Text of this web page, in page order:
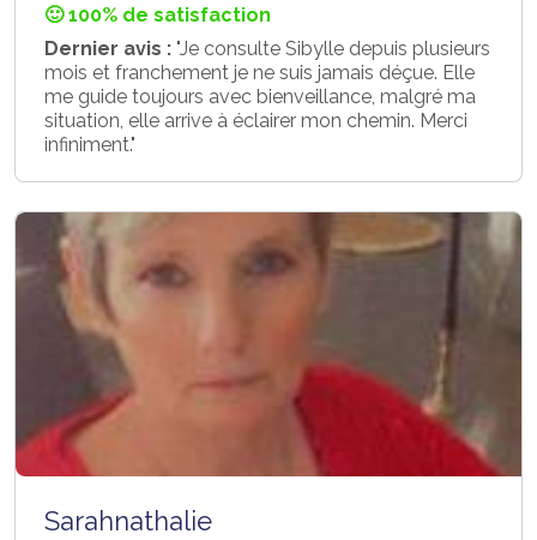
🙂 100% de satisfaction
Dernier avis : "Je consulte Sibylle depuis plusieurs
mois et franchement je ne suis jamais déçue. Elle
me guide toujours avec bienveillance, malgré ma
situation, elle arrive à éclairer mon chemin. Merci
infiniment."
Sarahnathalie